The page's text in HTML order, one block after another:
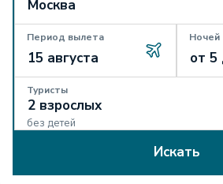
Период вылета Ночей
Туристы
без детей
Искать